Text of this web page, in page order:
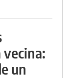
vecina:
un